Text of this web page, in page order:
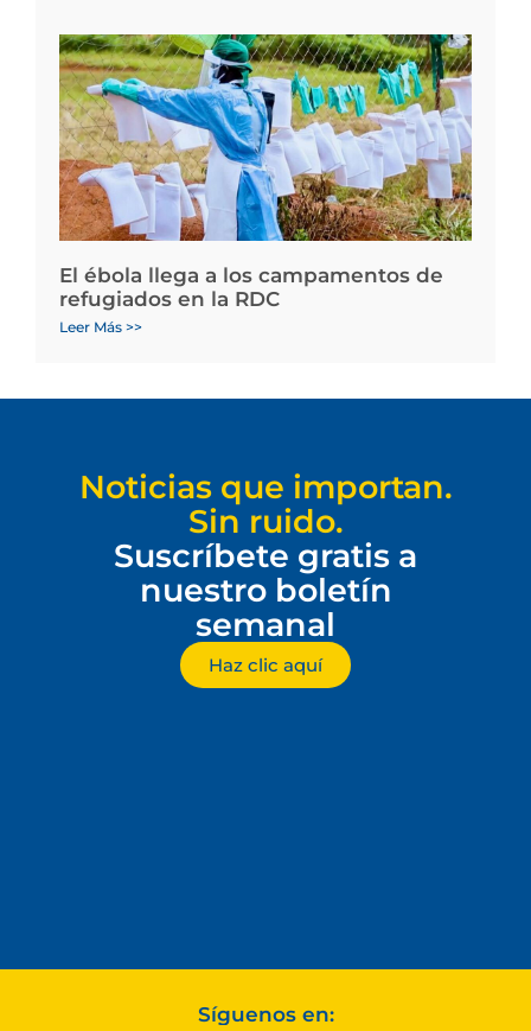
El ébola llega a los campamentos de
refugiados en la RDC
Leer Más >>
Noticias que importan.
Sin ruido.
Suscríbete gratis a
nuestro boletín
semanal
Haz clic aquí
Síguenos en: